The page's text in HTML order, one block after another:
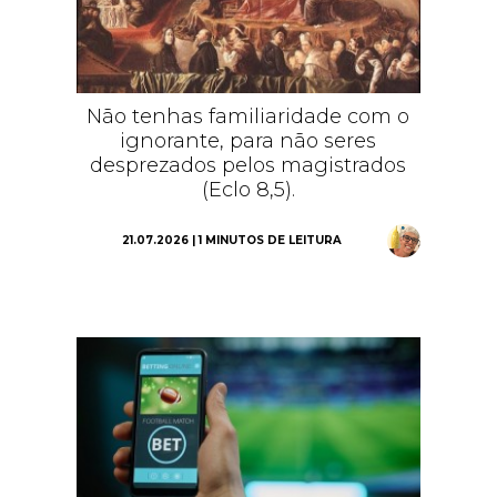
Não tenhas familiaridade com o
ignorante, para não seres
desprezados pelos magistrados
(Eclo 8,5).
21.07.2026 | 1 MINUTOS DE LEITURA